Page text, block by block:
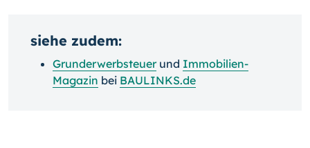
siehe zudem:
Grunderwerbsteuerund Immobilien-
Magazin bei BAULINKS.de